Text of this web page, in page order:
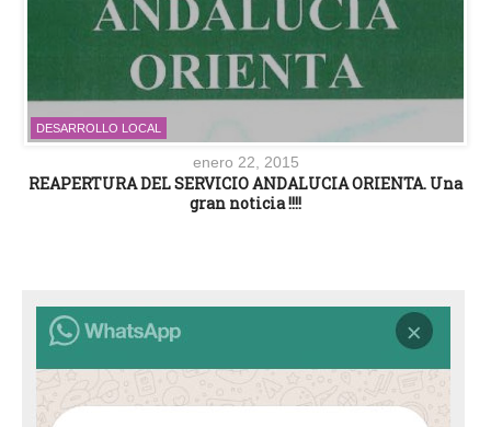
DESARROLLO LOCAL
enero 22, 2015
REAPERTURA DEL SERVICIO ANDALUCIA ORIENTA. Una
gran noticia !!!!